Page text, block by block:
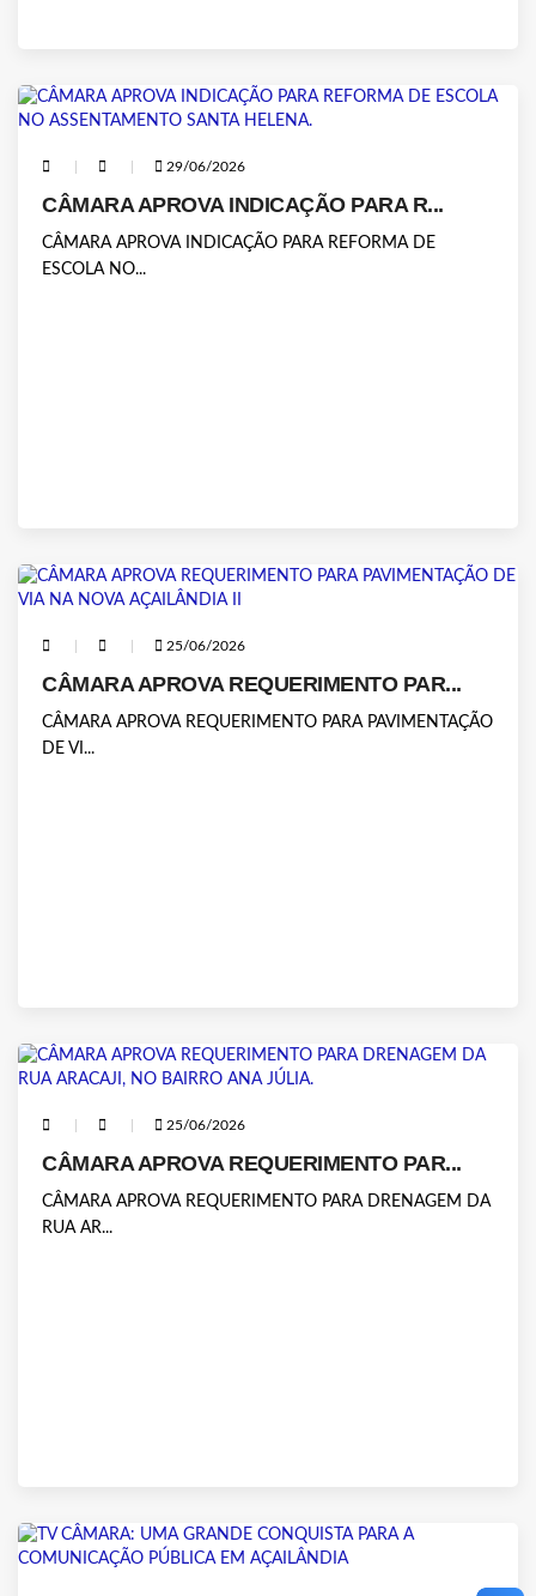
29/06/2026
CÂMARA APROVA INDICAÇÃO PARA R...
CÂMARA APROVA INDICAÇÃO PARA REFORMA DE
ESCOLA NO...
25/06/2026
CÂMARA APROVA REQUERIMENTO PAR...
CÂMARA APROVA REQUERIMENTO PARA PAVIMENTAÇÃO
DE VI...
25/06/2026
CÂMARA APROVA REQUERIMENTO PAR...
CÂMARA APROVA REQUERIMENTO PARA DRENAGEM DA
RUA AR...